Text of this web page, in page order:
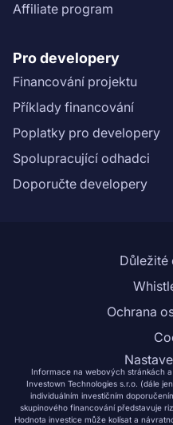
Affiliate program
Pro developery
Financování projektu
Příklady financování
Poplatky pro developery
Spolupracující odhadci
Doporučte developery
Důležité
Ochrana
Informace na webových stránkách
Investown Technologies s.r.o. (dále
individuálním investičním
skupinového financování představuje
Hodnota investice může kolísat a